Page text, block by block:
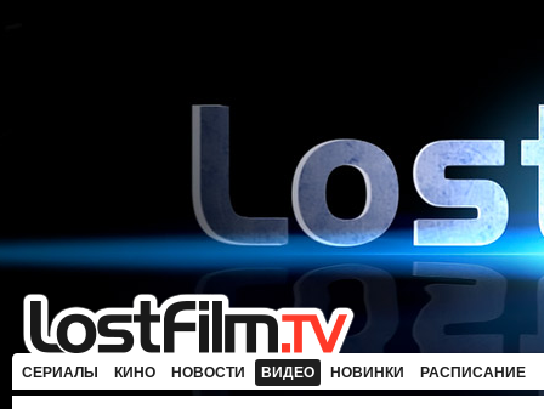
СЕРИАЛЫ КИНО НОВОСТИ ВИДЕО НОВИНКИ РАСПИСАНИЕ